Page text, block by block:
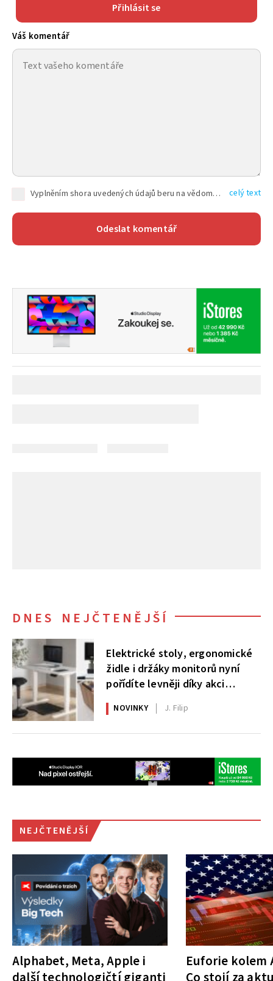
Přihlásit se
Váš komentář
Vyplněním shora uvedených údajů beru na vědomí, že společnost TEXT FACTORY s.r.o., sídlem Brno, Durďákova 336/29, Černá Pole, PSČ: 613 00, IČ: 06157831, zapsané u Krajského soudu v Brně, oddíl C, vložka 100399, bude zpracovávat mé osobní údaje uvedené v rámci mnou vyplněného registračního formuláře na základě oprávněných zájmů TEXT FACTORY s.r.o. dle čl. 6 odst. 1 písm. f) GDPR a pro splnění právních povinností (čl. 6 odst. 1 písm. c) GDPR), a to pro tyto účely: nezbytnost zajistit oprávnění návštěvníka webových stránek provozovaných společností TEXT FACTORY s.r.o. přispívat aktivně ke zveřejněným článkům nebo v rámci diskusních fór a výkon práv TEXT FACTORY s.r.o. jako administrátora těchto diskusních fór. Více informací o zpracování osobních údajů a právech lze nalézt v celý text
DNES NEJČTENĚJŠÍ
Elektrické stoly, ergonomické
židle i držáky monitorů nyní
pořídíte levněji díky akci
AlzaErgo
NOVINKY J. Filip
NEJČTENĚJŠÍ
Alphabet, Meta, Apple i
Euforie kolem